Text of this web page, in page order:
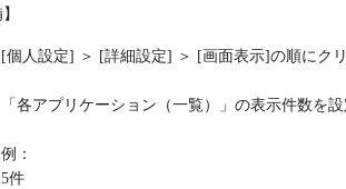
[個人設定] ＞ [詳細設定] ＞ [画面表示]の順にクリ
「各アプリケーション（一覧）」の表示件数を設
例：
5件